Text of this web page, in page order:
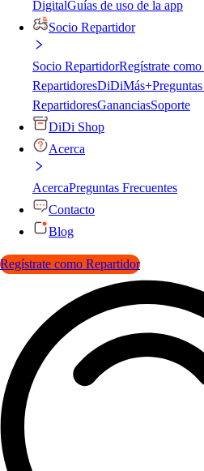
DigitalGuías de uso de la app
Socio Repartidor
Socio RepartidorRegístrate
RepartidoresDiDiMás+
RepartidoresGananciasSoporte
DiDi Shop
Acerca
AcercaPreguntas Frecuentes
Contacto
Blog
Regístrate como Repartidor